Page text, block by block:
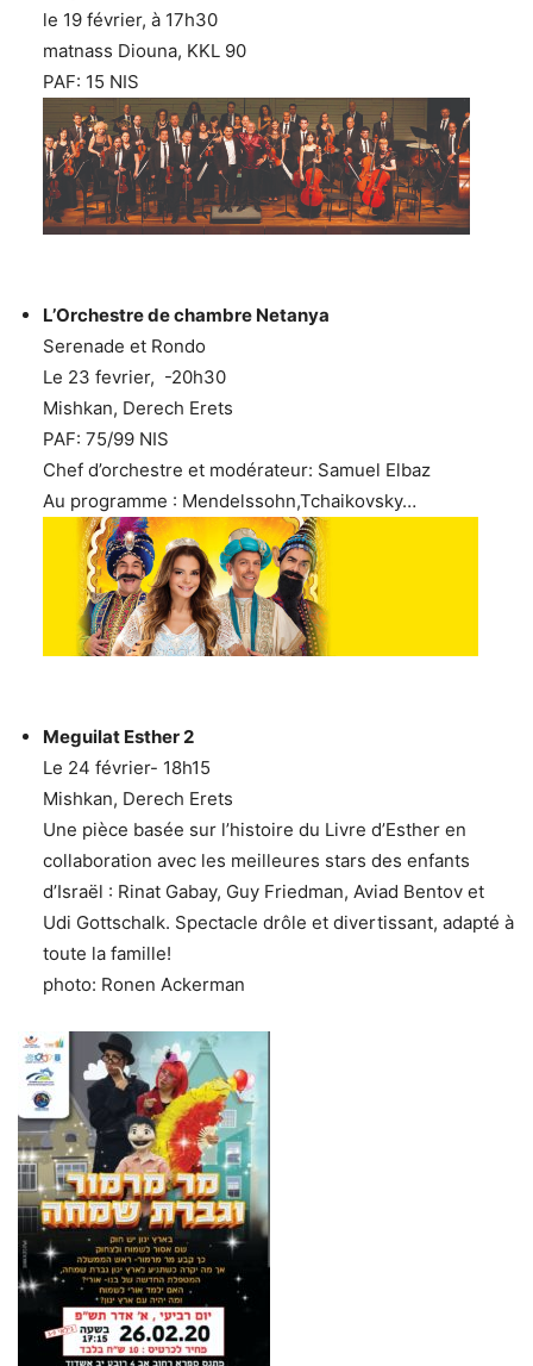
le 19 février, à 17h30
matnass Diouna, KKL 90
PAF: 15 NIS
L’Orchestre de chambre Netanya
Serenade et Rondo
Le 23 fevrier, -20h30
Mishkan, Derech Erets
PAF: 75/99 NIS
Chef d’orchestre et modérateur: Samuel Elbaz
Au programme : Mendelssohn,Tchaikovsky…
Meguilat Esther 2
Le 24 février- 18h15
Mishkan, Derech Erets
Une pièce basée sur l’histoire du Livre d’Esther en
collaboration avec les meilleures stars des enfants
d’Israël : Rinat Gabay, Guy Friedman, Aviad Bentov et
Udi Gottschalk. Spectacle drôle et divertissant, adapté à
toute la famille!
photo: Ronen Ackerman